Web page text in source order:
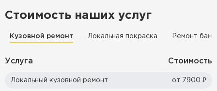
Стоимость наших услуг
Кузовной ремонт Локальная покраска Ремонт
Услуга Стоимость
Локальный кузовной ремонт от 7900 ₽